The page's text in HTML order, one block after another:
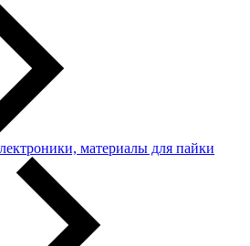
материалы для пайки